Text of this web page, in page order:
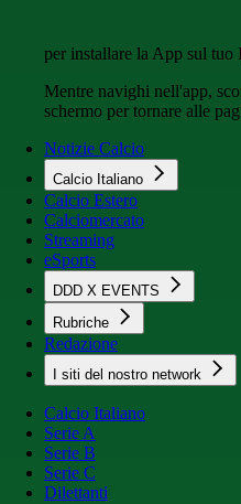
per installare la App sul tuo
Mentre navighi nell'app,
schermo per tornare alle
Notizie Calcio
Calcio Italiano
Calcio Estero
Calciomercato
Streaming
eSports
DDD X EVENTS
Rubriche
Redazione
I siti del nostro network
Calcio Italiano
Serie A
Serie B
Serie C
Dilettanti